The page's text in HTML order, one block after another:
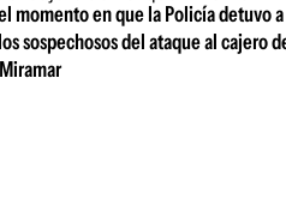
momento en que la Policía detuvo a
sospechosos del ataque al cajero